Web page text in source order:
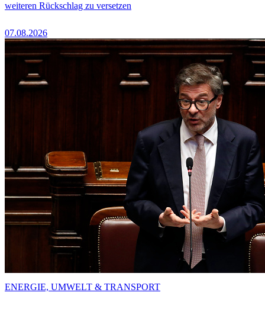
weiteren Rückschlag zu versetzen
07.08.2026
ENERGIE, UMWELT & TRANSPORT